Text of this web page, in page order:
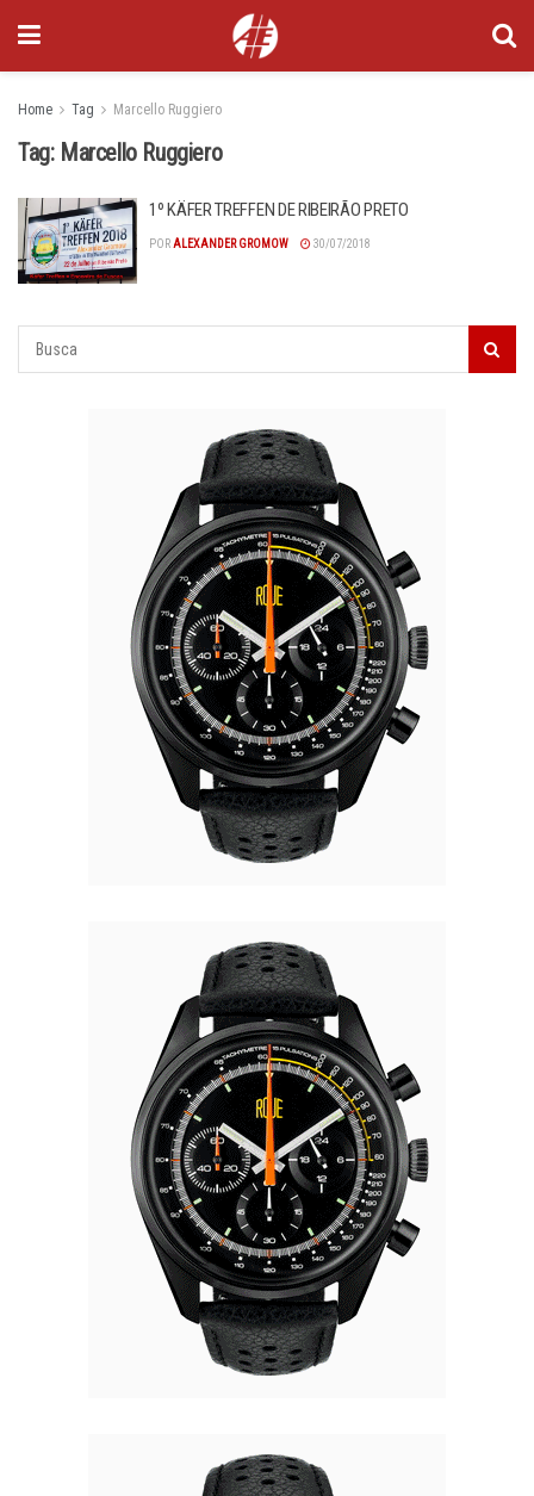
Home Tag Marcello Ruggiero
Tag: Marcello Ruggiero
1º KÄFER TREFFEN DE RIBEIRÃO PRETO
POR ALEXANDER GROMOW 30/07/2018